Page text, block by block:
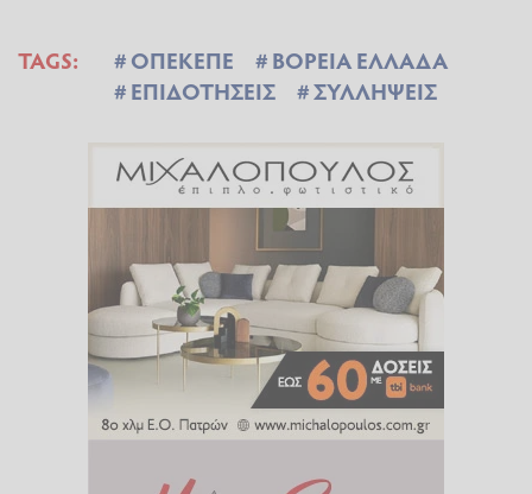
TAGS: ΟΠΕΚΕΠΕ
ΒΟΡΕΙΑ ΕΛΛΑΔΑ
ΕΠΙΔΟΤΗΣΕΙΣ
ΣΥΛΛΗΨΕΙΣ